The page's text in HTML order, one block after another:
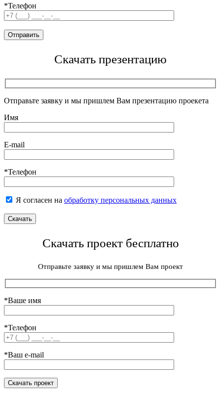
*Телефон
Скачать презентацию
Отправьте заявку и мы пришлем Вам презентацию проекета
Имя
E-mail
*Телефон
Я согласен на обработку персональных данных
Скачать проект бесплатно
Отправьте заявку и мы пришлем Вам проект
*Ваше имя
*Телефон
*Ваш e-mail